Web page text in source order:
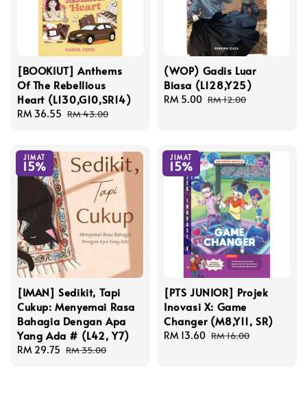
[BOOKIUT] Anthems
Of The Rebellious
Heart (L130,G10,SR14)
Sale
RM 36.55 Regular
RM 43.00
(WOP) Gadis Luar
Biasa (L128,Y25)
Sale
RM 5.00 Regular
RM 12.00
JIMAT
15%
[IMAN] Sedikit, Tapi
Cukup: Menyemai Rasa
Bahagia Dengan Apa
Yang Ada # (L42, Y7)
Sale
RM 29.75 Regular
RM 35.00
JIMAT
15%
[PTS JUNIOR] Projek
Inovasi X: Game
Changer (M8,Y11, SR)
Sale
RM 13.60 Regular
RM 16.00